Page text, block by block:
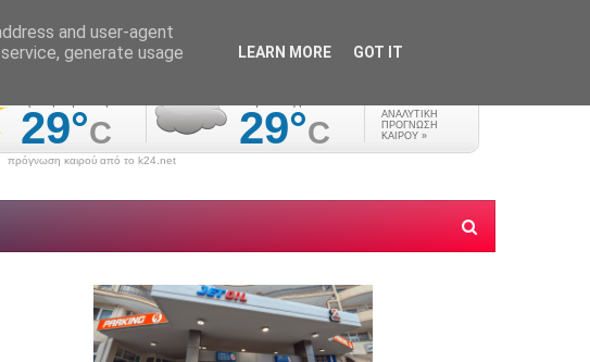
πρόγνωση καιρού από το k24.net
and user-agent
generate usage
LEARN MORE GOT IT